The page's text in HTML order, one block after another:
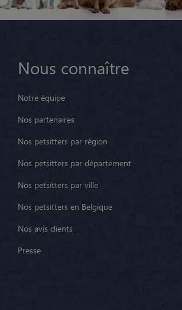
Nous connaître
Notre équipe
Nos partenaires
Nos petsitters par région
Nos petsitters par département
Nos petsitters par ville
Nos petsitters en Belgique
Nos avis clients
Presse